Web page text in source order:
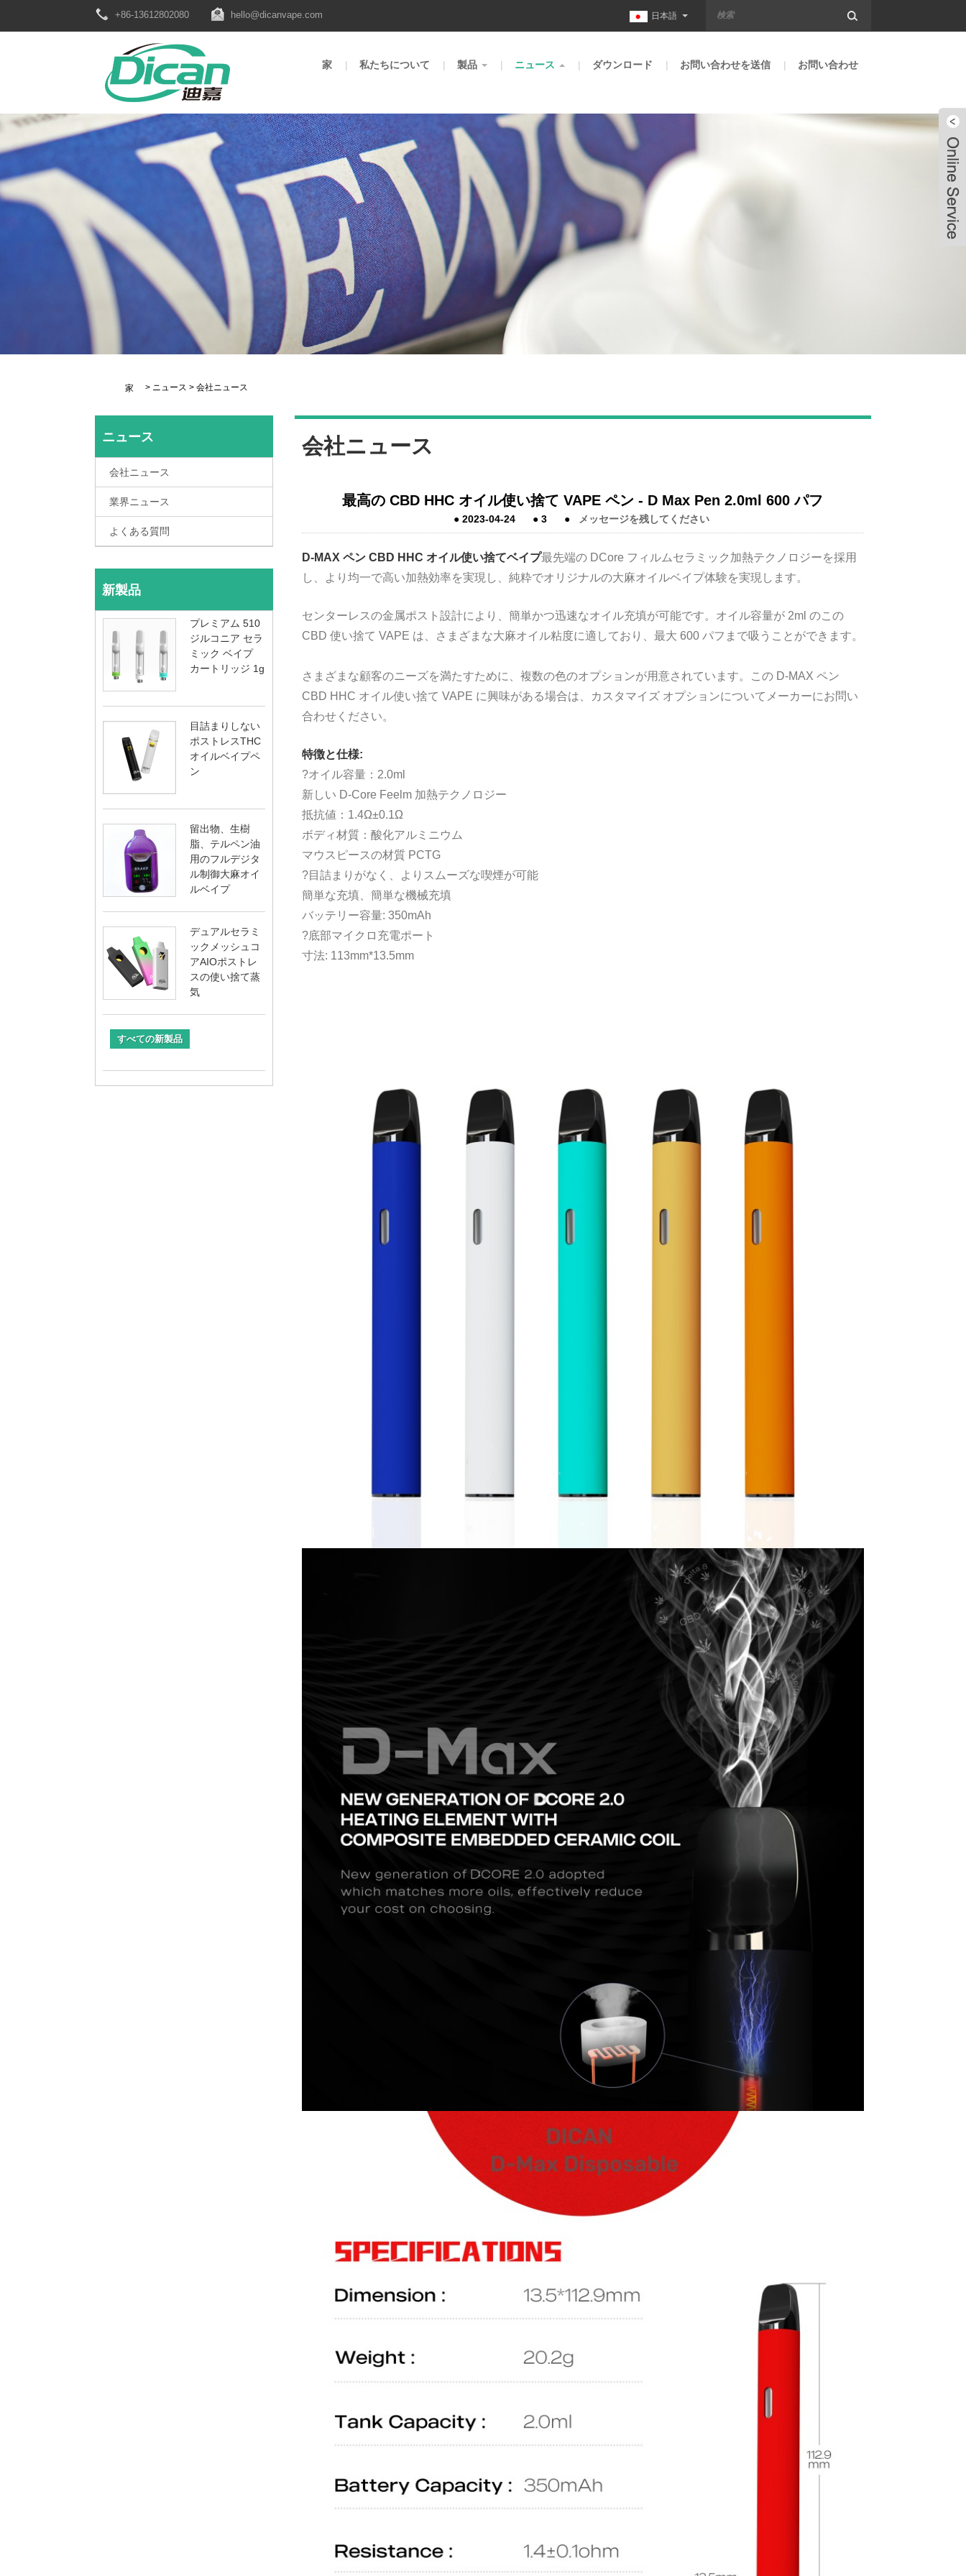
+86-13612802080 hello@dicanvape.com 日本語
家 私たちについて 製品 ニュース ダウンロード お問い合わせを送信 お問い合わせ
家 > ニュース > 会社ニュース
ニュース
会社ニュース
業界ニュース
よくある質問
新製品
プレミアム 510
ジルコニア セラ
ミック ベイプ
カートリッジ 1g
目詰まりしない
ポストレスTHC
オイルベイプペ
ン
留出物、生樹
脂、テルペン油
用のフルデジタ
ル制御大麻オイ
ルベイプ
デュアルセラミ
ックメッシュコ
アAIOポストレ
スの使い捨て蒸
気
すべての新製品
会社ニュース
最高の CBD HHC オイル使い捨て VAPE ペン - D Max Pen 2.0ml 600 パフ
● 2023-04-24 ● 3 ● メッセージを残してください
D-MAX ペン CBD HHC オイル使い捨てベイプ最先端の DCore フィルムセラミック加熱テクノロジーを採用
し、より均一で高い加熱効率を実現し、純粋でオリジナルの大麻オイルベイプ体験を実現します。
センターレスの金属ポスト設計により、簡単かつ迅速なオイル充填が可能です。オイル容量が 2ml のこの
CBD 使い捨て VAPE は、さまざまな大麻オイル粘度に適しており、最大 600 パフまで吸うことができます。
さまざまな顧客のニーズを満たすために、複数の色のオプションが用意されています。この D-MAX ペン
CBD HHC オイル使い捨て VAPE に興味がある場合は、カスタマイズ オプションについてメーカーにお問い
合わせください。
特徴と仕様:
?オイル容量：2.0ml
新しい D-Core Feelm 加熱テクノロジー
抵抗値：1.4Ω±0.1Ω
ボディ材質：酸化アルミニウム
マウスピースの材質 PCTG
?目詰まりがなく、よりスムーズな喫煙が可能
簡単な充填、簡単な機械充填
バッテリー容量: 350mAh
?底部マイクロ充電ポート
寸法: 113mm*13.5mm